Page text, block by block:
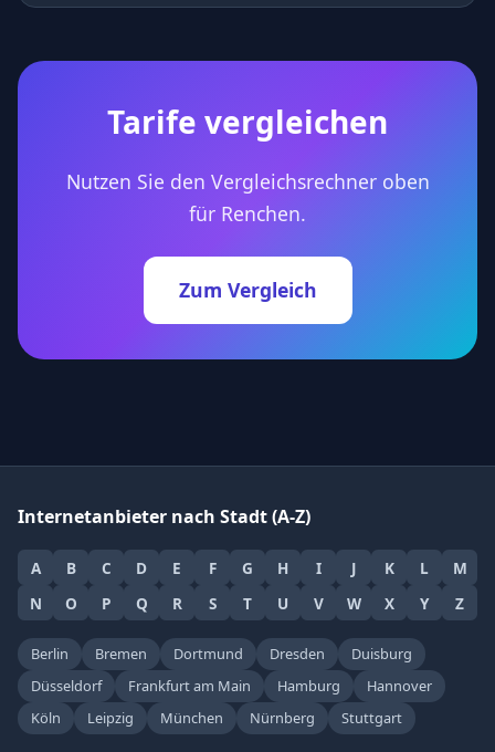
Tarife vergleichen
Nutzen Sie den Vergleichsrechner oben
für Renchen.
Zum Vergleich
Internetanbieter nach Stadt (A-Z)
A B C D E F G H I J K L
M
N
O P Q R S T U V W X Y Z
Berlin Bremen Dortmund Dresden
Duisburg
Düsseldorf
Frankfurt am Main Hamburg
Hannover
Köln
Leipzig München Nürnberg Stuttgart